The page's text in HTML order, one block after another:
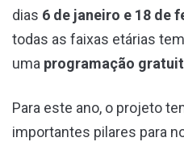
dias 6 de janeiro e 18 de
todas as faixas etárias
uma programação
Para este ano, o projeto
importantes pilares para